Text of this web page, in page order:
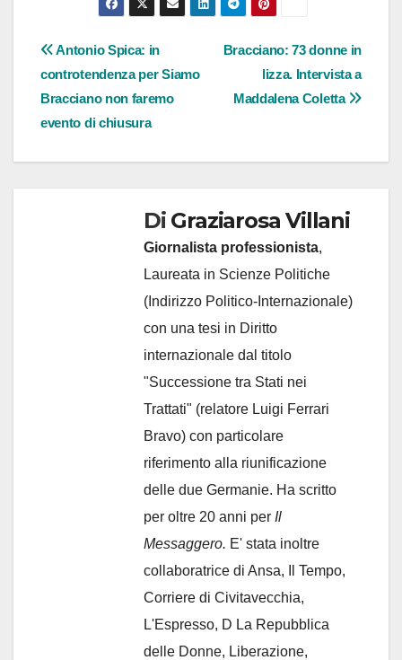
Navigazione
articoli
Bracciano: 73 donne in
lizza. Intervista a
Maddalena Coletta
Antonio Spica: in
controtendenza per Siamo
Bracciano non faremo
evento di chiusura
Di Graziarosa Villani
Giornalista professionista,
Laureata in Scienze Politiche
(Indirizzo Politico-Internazionale)
con una tesi in Diritto
internazionale dal titolo
"Successione tra Stati nei
Trattati" (relatore Luigi Ferrari
Bravo) con particolare
riferimento alla riunificazione
delle due Germanie. Ha scritto
per oltre 20 anni per Il
Messaggero. E' stata inoltre
collaboratrice di Ansa, Il Tempo,
Corriere di Civitavecchia,
L'Espresso, D La Repubblica
delle Donne, Liberazione,